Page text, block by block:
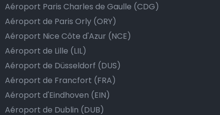
au chauffeur de ne pas rendre la monnaie après lui
avoir donné un billet plus élevé que le prix de la
course.
Combien coûte une navette d’aéroport à Rio
Tinto?
L’un des plus gros avantages des transports
Aéroport Paris Charles de Gaulle (CDG)
Aéroport de Paris Orly (ORY)
Aéroport Nice Côte d'Azur (NCE)
Aéroport de Lille (LIL)
Aéroport de Düsseldorf (DUS)
Aéroport de Francfort (FRA)
Aéroport d'Eindhoven (EIN)
Aéroport de Dublin (DUB)